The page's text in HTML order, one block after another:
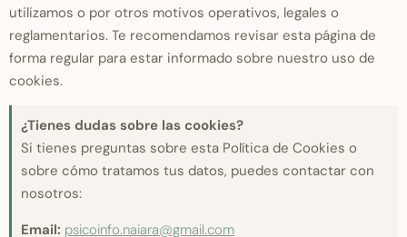
utilizamos o por otros motivos operativos, legales o
reglamentarios. Te recomendamos revisar esta página de
forma regular para estar informado sobre nuestro uso de
cookies.
¿Tienes dudas sobre las cookies?
Si tienes preguntas sobre esta Política de Cookies o
sobre cómo tratamos tus datos, puedes contactar con
nosotros:
Email: psicoinfo.naiara@gmail.com